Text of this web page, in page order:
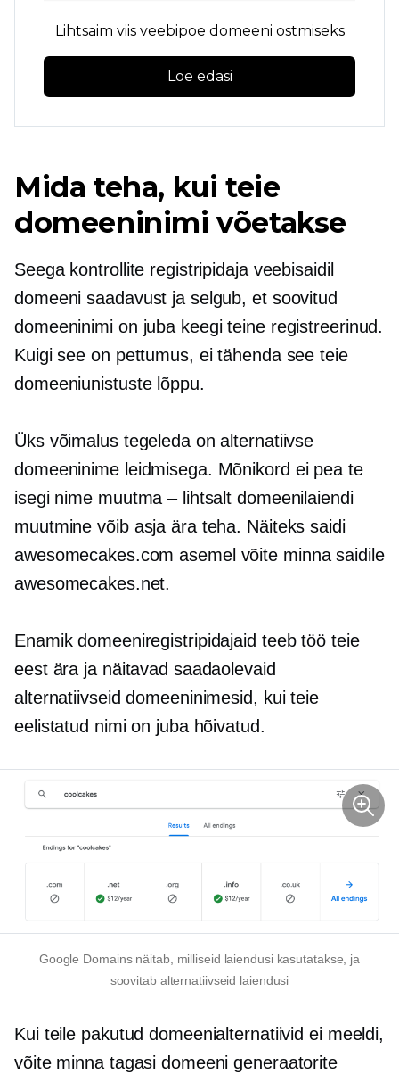
Lihtsaim viis veebipoe domeeni ostmiseks
Loe edasi
Mida teha, kui teie
domeeninimi võetakse
Seega kontrollite registripidaja veebisaidil
domeeni saadavust ja selgub, et soovitud
domeeninimi on juba keegi teine ​​registreerinud.
Kuigi see on pettumus, ei tähenda see teie
domeeniunistuste lõppu.
Üks võimalus tegeleda on alternatiivse
domeeninime leidmisega. Mõnikord ei pea te
isegi nime muutma – lihtsalt domeenilaiendi
muutmine võib asja ära teha. Näiteks saidi
awesomecakes.com asemel võite minna saidile
awesomecakes.net.
Enamik domeeniregistripidajaid teeb töö teie
eest ära ja näitavad saadaolevaid
alternatiivseid domeeninimesid, kui teie
eelistatud nimi on juba hõivatud.
Google Domains näitab, milliseid laiendusi kasutatakse, ja
soovitab alternatiivseid laiendusi
Kui teile pakutud domeenialternatiivid ei meeldi,
võite minna tagasi domeeni generaatorite